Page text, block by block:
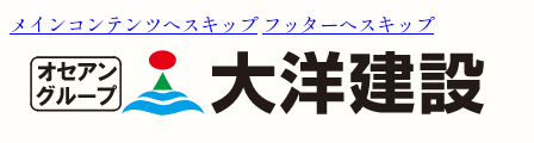
メインコンテンツへスキップ フッターへスキップ